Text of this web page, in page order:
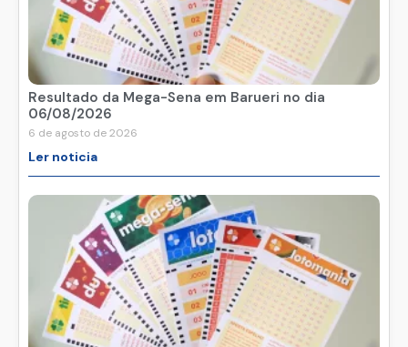
Resultado da Mega-Sena em Barueri no dia
06/08/2026
6 de agosto de 2026
Ler noticia